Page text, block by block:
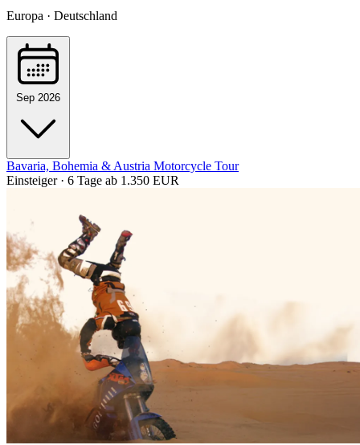
Europa · Deutschland
Sep 2026
Bavaria, Bohemia & Austria Motorcycle Tour
Einsteiger · 6 Tage ab 1.350 EUR